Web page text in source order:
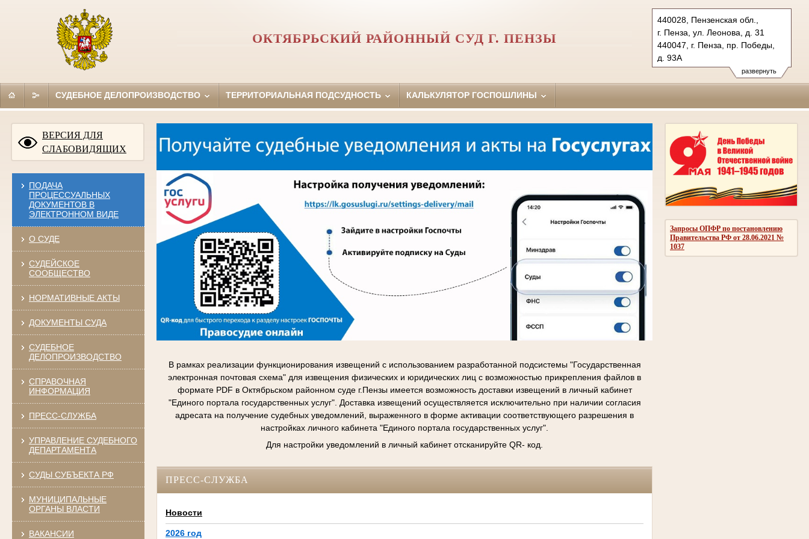
развернуть
440028, Пензенская обл.,
г. Пенза, ул. Леонова, д. 31
440047, г. Пенза, пр. Победы,
д. 93A
Тел.: (8412) 63-82-35, 44-94-
74 (ф.), 63-81-89, 94-99-66 (ф.)
oktyabrsky2.pnz@sudrf.ru
ОКТЯБРЬСКИЙ РАЙОННЫЙ СУД Г. ПЕНЗЫ
СУДЕБНОЕ ДЕЛОПРОИЗВОДСТВО ТЕРРИТОРИАЛЬНАЯ ПОДСУДНОСТЬ КАЛЬКУЛЯТОР ГОСПОШЛИНЫ
ВЕРСИЯ ДЛЯ
СЛАБОВИДЯЩИХ
ПОДАЧА
ПРОЦЕССУАЛЬНЫХ
ДОКУМЕНТОВ В
ЭЛЕКТРОННОМ ВИДЕ
О СУДЕ
СУДЕЙСКОЕ
СООБЩЕСТВО
НОРМАТИВНЫЕ АКТЫ
ДОКУМЕНТЫ СУДА
СУДЕБНОЕ
ДЕЛОПРОИЗВОДСТВО
СПРАВОЧНАЯ
ИНФОРМАЦИЯ
ПРЕСС-СЛУЖБА
УПРАВЛЕНИЕ СУДЕБНОГО
ДЕПАРТАМЕНТА
СУДЫ СУБЪЕКТА РФ
МУНИЦИПАЛЬНЫЕ
ОРГАНЫ ВЛАСТИ
ВАКАНСИИ
Запросы ОПФР по постановлению
Правительства РФ от 28.06.2021 №
1037
В рамках реализации функционирования извещений с использованием разработанной подсистемы "Государственная
электронная почтовая схема" для извещения физических и юридических лиц с возможностью прикрепления файлов в
формате PDF в Октябрьском районном суде г.Пензы имеется возможность доставки извещений в личный кабинет
"Единого портала государственных услуг". Доставка извещений осуществляется исключительно при наличии согласия
адресата на получение судебных уведомлений, выраженного в форме активации соответствующего разрешения в
настройках личного кабинета "Единого портала государственных услуг".
Для настройки уведомлений в личный кабинет отсканируйте QR- код.
ПРЕСС-СЛУЖБА
Новости
2026 год